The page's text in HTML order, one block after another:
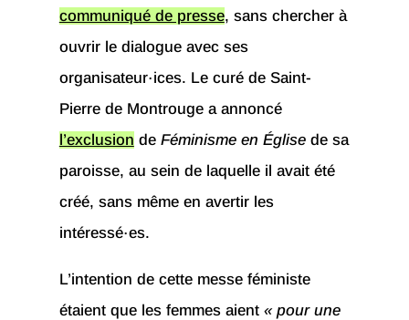
communiqué de presse, sans chercher à
ouvrir le dialogue avec ses
organisateur·ices. Le curé de Saint-
Pierre de Montrouge a annoncé
l’exclusion de Féminisme en Églisede sa
paroisse, au sein de laquelle il avait été
créé, sans même en avertir les
intéressé·es.
L’intention de cette messe féministe
étaient que les femmes aient « pour une